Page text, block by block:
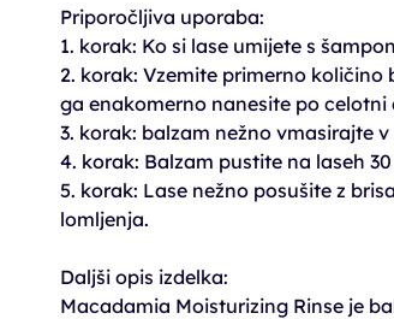
Priporočljiva uporaba:
1. korak: Ko si lase umijete s
2. korak: Vzemite primerno
ga enakomerno nanesite po celotni
3. korak: balzam nežno vmasirajte
4. korak: Balzam pustite na laseh
5. korak: Lase nežno posušite z
lomljenja.
Daljši opis izdelka:
Macadamia Moisturizing Rinse je